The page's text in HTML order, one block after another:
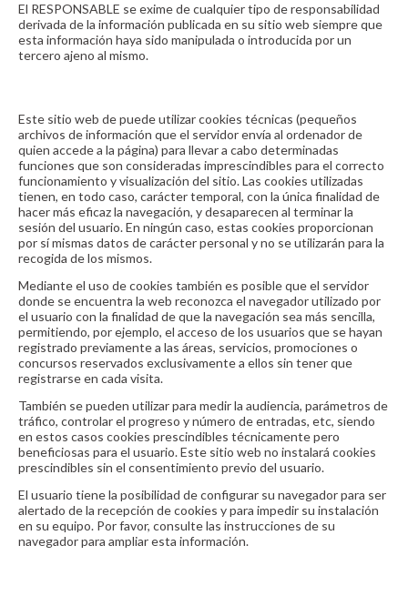
El RESPONSABLE se exime de cualquier tipo de responsabilidad
derivada de la información publicada en su sitio web siempre que
esta información haya sido manipulada o introducida por un
tercero ajeno al mismo.
Este sitio web de puede utilizar cookies técnicas (pequeños
archivos de información que el servidor envía al ordenador de
quien accede a la página) para llevar a cabo determinadas
funciones que son consideradas imprescindibles para el correcto
funcionamiento y visualización del sitio. Las cookies utilizadas
tienen, en todo caso, carácter temporal, con la única finalidad de
hacer más eficaz la navegación, y desaparecen al terminar la
sesión del usuario. En ningún caso, estas cookies proporcionan
por sí mismas datos de carácter personal y no se utilizarán para la
recogida de los mismos.
Mediante el uso de cookies también es posible que el servidor
donde se encuentra la web reconozca el navegador utilizado por
el usuario con la finalidad de que la navegación sea más sencilla,
permitiendo, por ejemplo, el acceso de los usuarios que se hayan
registrado previamente a las áreas, servicios, promociones o
concursos reservados exclusivamente a ellos sin tener que
registrarse en cada visita.
También se pueden utilizar para medir la audiencia, parámetros de
tráfico, controlar el progreso y número de entradas, etc, siendo
en estos casos cookies prescindibles técnicamente pero
beneficiosas para el usuario. Este sitio web no instalará cookies
prescindibles sin el consentimiento previo del usuario.
El usuario tiene la posibilidad de configurar su navegador para ser
alertado de la recepción de cookies y para impedir su instalación
en su equipo. Por favor, consulte las instrucciones de su
navegador para ampliar esta información.